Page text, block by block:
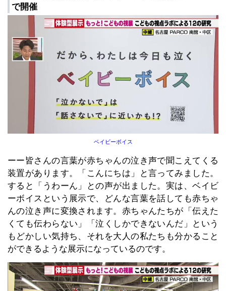
で開催
ベイビーボイス
ーー皆さんの言葉が赤ちゃんの泣き声で聞こえてくる
装置があります。「こんにちは」と言ってみました。
すると「うわーん」との声が出ました。実は、ベイビ
ーボイスという展示で、どんな言葉を話しても赤ちゃ
んの泣き声に変換されます。赤ちゃんたちが「伝えた
くても伝わらない」「泣くしかできないんだ」という
もどかしい気持ち、それを大人の私たちも分かること
ができるような展示になっているのです。